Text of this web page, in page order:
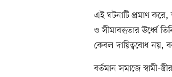
এই ঘটনাটি প্রমাণ
ও সীমাবদ্ধতার ঊর্ধ্বে
কেবল দায়িত্ববোধ নয়,
বর্তমান সমাজে স্বামী-